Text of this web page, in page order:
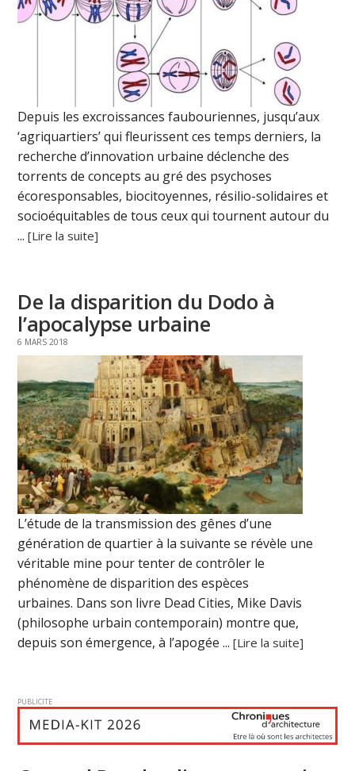
Depuis les excroissances faubouriennes, jusqu’aux
‘agriquartiers’ qui fleurissent ces temps derniers, la
recherche d’innovation urbaine déclenche des
torrents de concepts au gré des psychoses
écoresponsables, biocitoyennes, résilio-solidaires et
socioéquitables de tous ceux qui tournent autour du
...[Lire la suite]
De la disparition du Dodo à
l’apocalypse urbaine
6 MARS 2018
L’étude de la transmission des gênes d’une
génération de quartier à la suivante se révèle une
véritable mine pour tenter de contrôler le
phénomène de disparition des espèces
urbaines. Dans son livre Dead Cities, Mike Davis
(philosophe urbain contemporain) montre que,
depuis son émergence, à l’apogée ...[Lire la suite]
PUBLICITE